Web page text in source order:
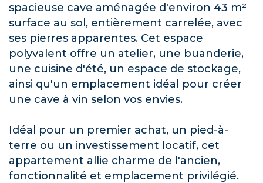
spacieuse cave aménagée d'environ 43 m²
surface au sol, entièrement carrelée, avec
ses pierres apparentes. Cet espace
polyvalent offre un atelier, une buanderie,
une cuisine d'été, un espace de stockage,
ainsi qu'un emplacement idéal pour créer
une cave à vin selon vos envies.
Idéal pour un premier achat, un pied-à-
terre ou un investissement locatif, cet
appartement allie charme de l'ancien,
fonctionnalité et emplacement privilégié.